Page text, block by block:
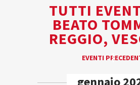
TUTTI
BEATO
REGGIO,
EVENTI
gennaio